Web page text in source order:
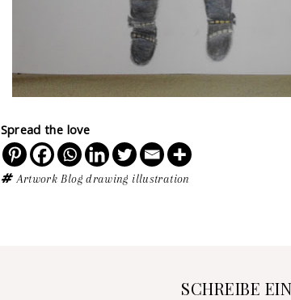
Spread the love
Artwork Blog drawing illustration
SCHREIBE